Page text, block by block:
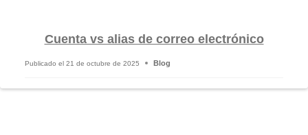
Cuenta vs alias de correo electrónico
Publicado el 21 de octubre de 2025 Blog